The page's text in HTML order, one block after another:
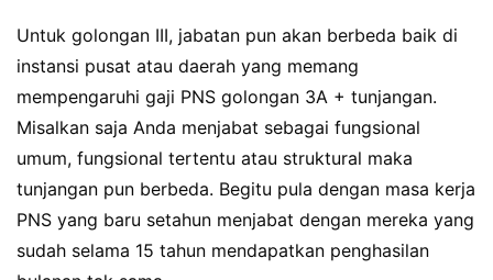
Untuk golongan III, jabatan pun akan berbeda baik di
instansi pusat atau daerah yang memang
mempengaruhi gaji PNS golongan 3A + tunjangan.
Misalkan saja Anda menjabat sebagai fungsional
umum, fungsional tertentu atau struktural maka
tunjangan pun berbeda. Begitu pula dengan masa kerja
PNS yang baru setahun menjabat dengan mereka yang
sudah selama 15 tahun mendapatkan penghasilan